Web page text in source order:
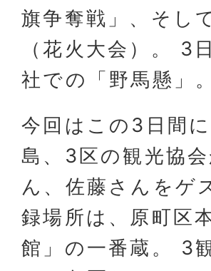
旗争奪戦」、そし
（花火大会）。 3
社での「野馬懸」。
今回はこの3日間
島、3区の観光協
ん、佐藤さんをゲ
録場所は、原町区
館」の一番蔵。 3